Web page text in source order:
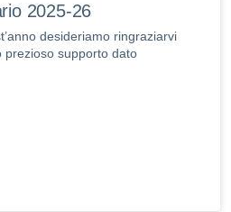
2025-26
desideriamo ringraziarvi
prezioso supporto dato